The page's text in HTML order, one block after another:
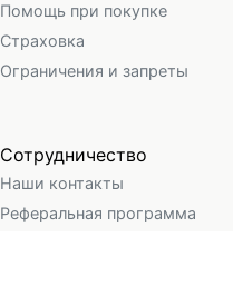
Помощь при покупке
Страховка
Ограничения и запреты
Сотрудничество
Наши контакты
Реферальная программа